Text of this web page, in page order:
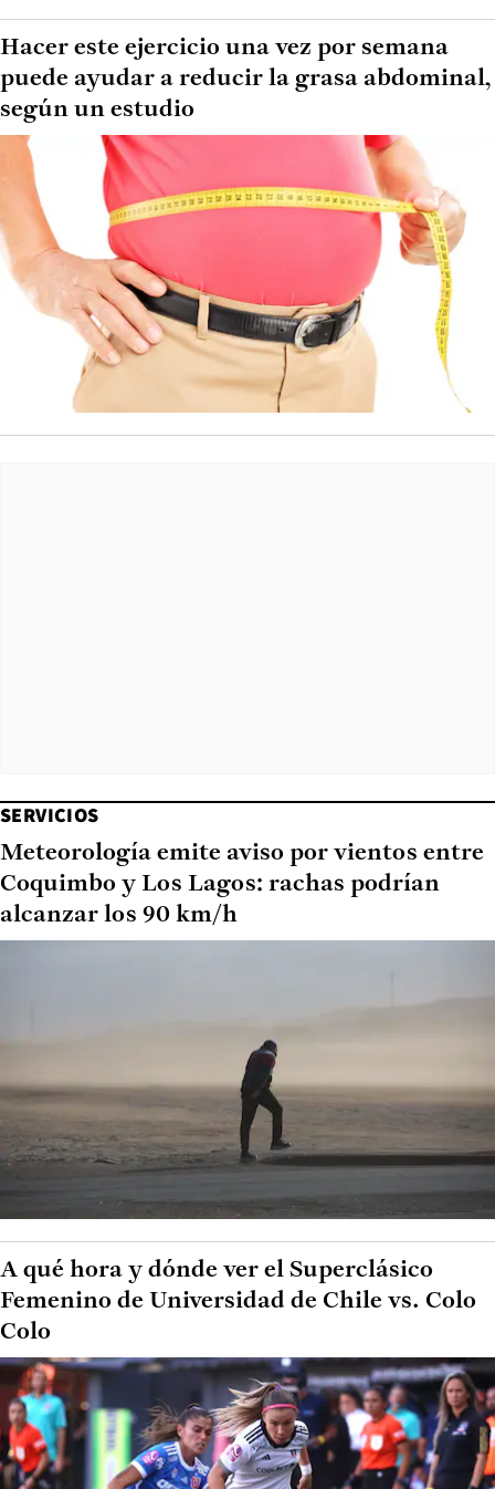
Hacer este ejercicio una vez por semana
puede ayudar a reducir la grasa abdominal,
según un estudio
SERVICIOS
Meteorología emite aviso por vientos entre
Coquimbo y Los Lagos: rachas podrían
alcanzar los 90 km/h
A qué hora y dónde ver el Superclásico
Femenino de Universidad de Chile vs. Colo
Colo